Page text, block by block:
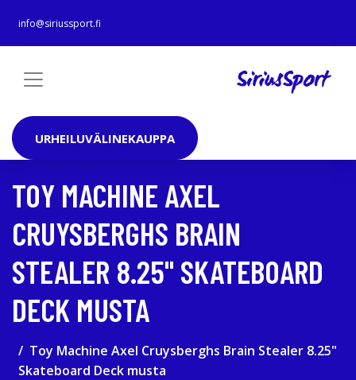
info@siriussport.fi
URHEILUVÄLINEKAUPPA
TOY MACHINE AXEL
CRUYSBERGHS BRAIN
STEALER 8.25" SKATEBOARD
DECK MUSTA
Toy Machine Axel Cruysberghs Brain Stealer 8.25"
Skateboard Deck musta